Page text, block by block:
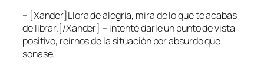
– [Xander]Llora de alegría, mira de lo que te acabas
de librar.[/Xander] – intenté darle un punto de vista
positivo, reírnos de la situación por absurdo que
sonase.